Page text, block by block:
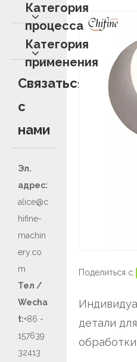
Категория
процесса
Категория
применения
Связаться
с
нами
Эл.
адрес:
alice@c
hifine-
machin
ery.co
m
Тел /
Wecha
t:+86 -
157639
32413
Поделиться с:
детали